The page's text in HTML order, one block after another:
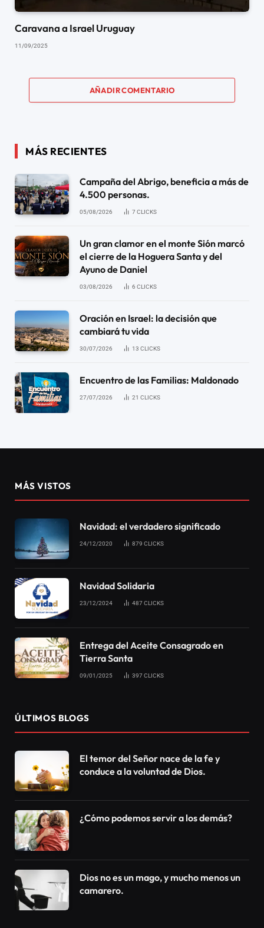
Caravana a Israel Uruguay
11/09/2025
AÑADIR COMENTARIO
MÁS RECIENTES
Campaña del Abrigo, beneficia a más de
4.500 personas.
05/08/2026 7 CLICKS
Un gran clamor en el monte Sión marcó
el cierre de la Hoguera Santa y del
Ayuno de Daniel
03/08/2026 6 CLICKS
Oración en Israel: la decisión que
cambiará tu vida
30/07/2026 13 CLICKS
Encuentro de las Familias: Maldonado
27/07/2026 21 CLICKS
MÁS VISTOS
Navidad: el verdadero significado
24/12/2020 879 CLICKS
Navidad Solidaria
23/12/2024 487 CLICKS
Entrega del Aceite Consagrado en
Tierra Santa
09/01/2025 397 CLICKS
ÚLTIMOS BLOGS
El temor del Señor nace de la fe y
conduce a la voluntad de Dios.
¿Cómo podemos servir a los demás?
Dios no es un mago, y mucho menos un
camarero.